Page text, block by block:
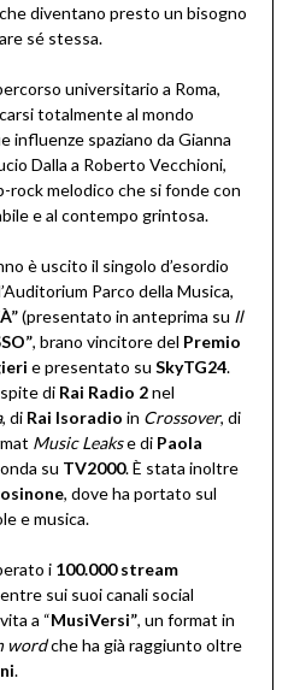
diventano presto un bisogno
sé stessa.
universitario a Roma,
totalmente al mondo
influenze spaziano da Gianna
Dalla a Roberto Vecchioni,
rock melodico che si fonde con
e al contempo grintosa.
è uscito il singolo d’esordio
Parco della Musica,
(presentato in anteprima su Il
, brano vincitore del Premio
e presentato su SkyTG24.
di Rai Radio 2nel
, di Rai Isoradio in Crossover, di
Music Leakse di Paola
su TV2000. È stata inoltre
, dove ha portato sul
e musica.
i 100.000 stream
sui suoi canali social
a “MusiVersi”, un format in
wordche ha già raggiunto oltre
.